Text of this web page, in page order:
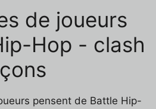
de joueurs
Hop - clash
pensent de Battle Hip-